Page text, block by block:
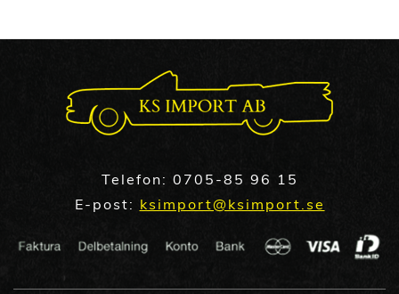
Telefon: 0705-85 96 15
E-post: ksimport@ksimport.se